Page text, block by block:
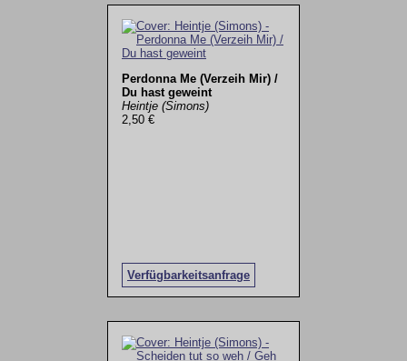
Perdonna Me (Verzeih Mir) /
Du hast geweint
Heintje (Simons)
2,50 €
Verfügbarkeitsanfrage